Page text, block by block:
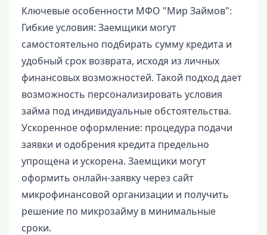
Ключевые особенности МФО "Мир Займов":
Гибкие условия: Заемщики могут
самостоятельно подбирать сумму кредита и
удобный срок возврата, исходя из личных
финансовых возможностей. Такой подход дает
возможность персонализировать условия
займа под индивидуальные обстоятельства.
Ускоренное оформление: процедура подачи
заявки и одобрения кредита предельно
упрощена и ускорена. Заемщики могут
оформить онлайн-заявку через сайт
микрофинансовой организации и получить
решение по микрозайму в минимальные
сроки.